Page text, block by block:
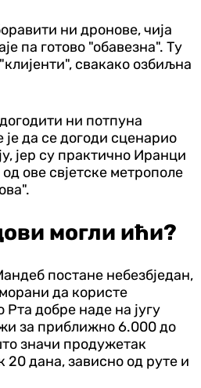
ни дронове, чија
па готово "обавезна". Ту
свакако озбиљна
ни потпуна
да се догоди сценарио
јер су практично Иранци
ове свјетске метрополе
могли ићи?
постане небезбједан,
да користе
Рта добре наде на југу
за приближно 6.000 до
значи продужетак
20 дана, зависно од руте и